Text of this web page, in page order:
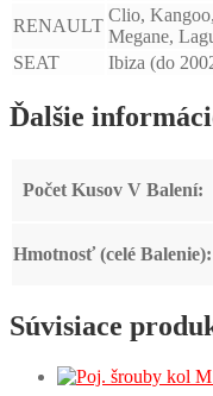
RENAULT
Clio,
Megane,
SEAT
Ibiza (do
Ďalšie
Počet Kusov V Balení:
Hmotnosť (celé Balenie):
Súvisiace